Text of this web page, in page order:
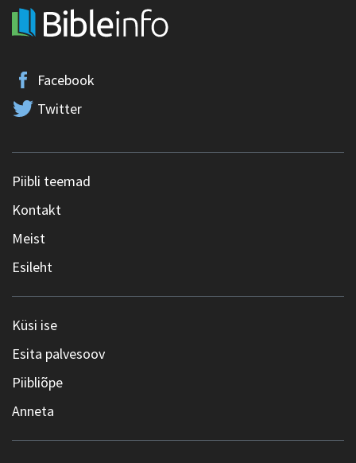
Facebook
Twitter
Piibli teemad
Kontakt
Meist
Esileht
Küsi ise
Esita palvesoov
Piibliõpe
Anneta